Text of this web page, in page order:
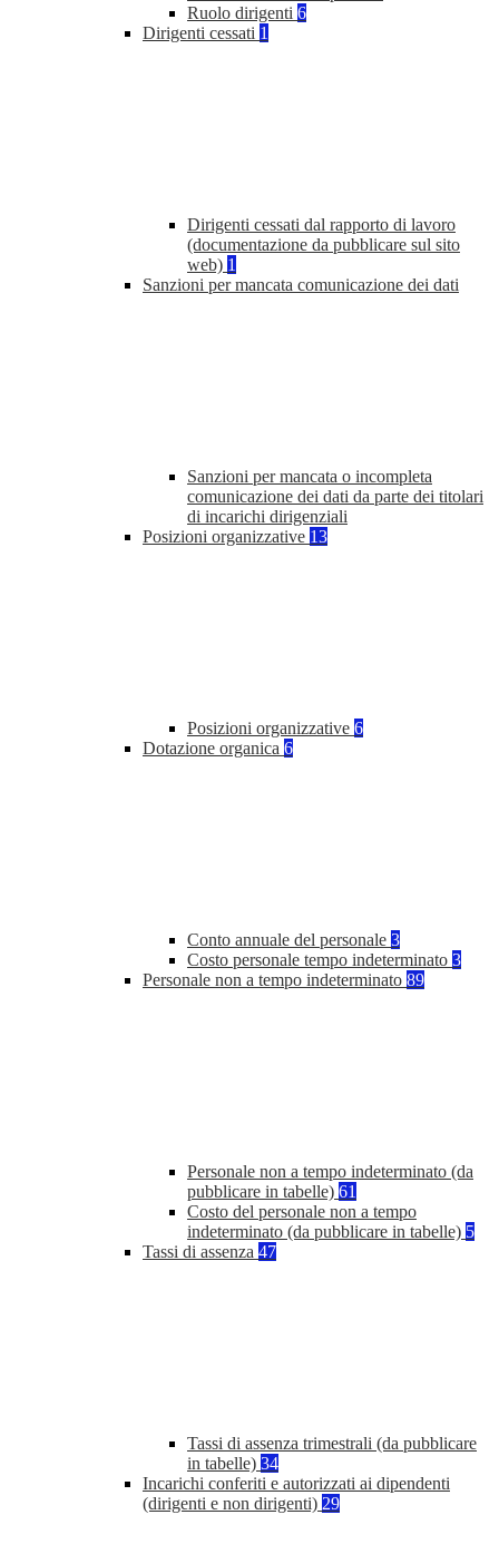
Ruolo dirigenti 6
Dirigenti cessati 1
Dirigenti cessati dal rapporto di lavoro
(documentazione da pubblicare sul sito
web) 1
Sanzioni per mancata comunicazione dei dati
Sanzioni per mancata o incompleta
comunicazione dei dati da parte dei titolari
di incarichi dirigenziali
Posizioni organizzative 13
Posizioni organizzative 6
Dotazione organica 6
Conto annuale del personale 3
Costo personale tempo indeterminato 3
Personale non a tempo indeterminato 89
Personale non a tempo indeterminato (da
pubblicare in tabelle) 61
Costo del personale non a tempo
indeterminato (da pubblicare in tabelle) 5
Tassi di assenza 47
Tassi di assenza trimestrali (da pubblicare
in tabelle) 34
Incarichi conferiti e autorizzati ai dipendenti
(dirigenti e non dirigenti) 29